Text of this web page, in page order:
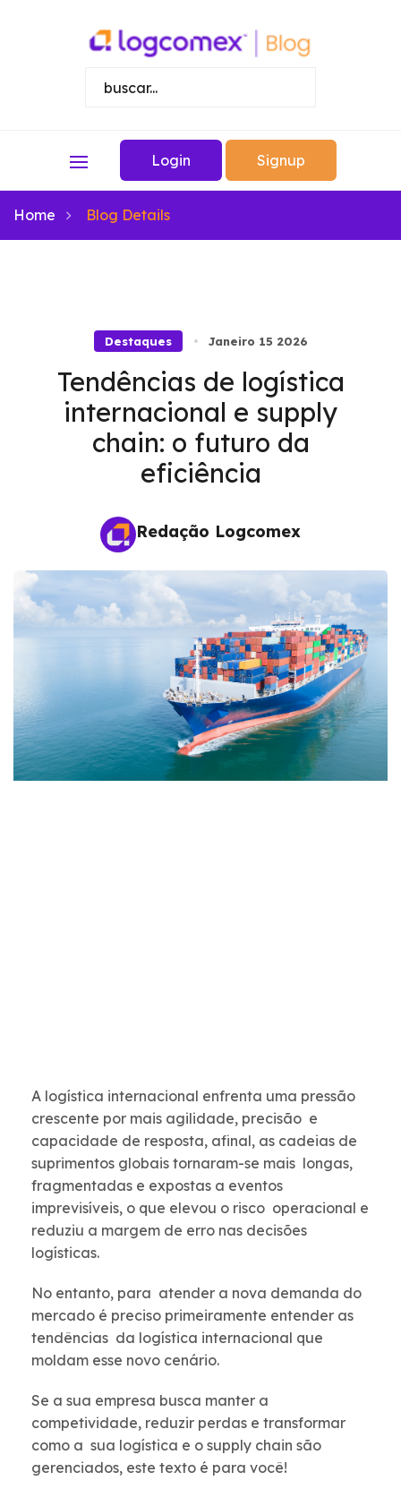
Login Signup
Home Blog Details
Destaques Janeiro 15 2026
Tendências de logística
internacional e supply
chain: o futuro da
eficiência
Redação Logcomex
A logística internacional enfrenta uma pressão
crescente por mais agilidade, precisão e
capacidade de resposta, afinal, as cadeias de
suprimentos globais tornaram-se mais longas,
fragmentadas e expostas a eventos
imprevisíveis, o que elevou o risco operacional e
reduziu a margem de erro nas decisões
logísticas.
No entanto, para atender a nova demanda do
mercado é preciso primeiramente entender as
tendências da logística internacional que
moldam esse novo cenário.
Se a sua empresa busca manter a
competividade, reduzir perdas e transformar
como a sua logística e o supply chain são
gerenciados, este texto é para você!